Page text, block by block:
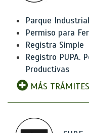
Parque
Permiso para
Registra Simple
Registro PUPA.
Productivas
MÁS TRÁMITES